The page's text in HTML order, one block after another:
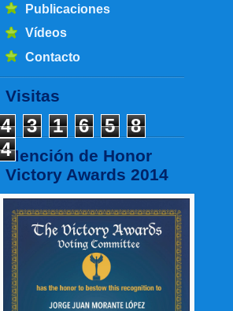
Publicaciones
Vídeos
Contacto
Visitas
4 3 1 6 5
8
4Mención de Honor
Victory Awards 2014